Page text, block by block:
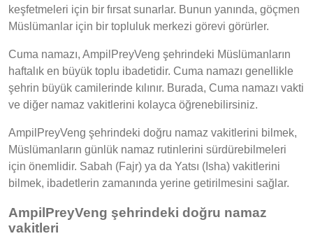
keşfetmeleri için bir fırsat sunarlar. Bunun yanında, göçmen
Müslümanlar için bir topluluk merkezi görevi görürler.
Cuma namazı, AmpilPreyVeng şehrindeki Müslümanların
haftalık en büyük toplu ibadetidir. Cuma namazı genellikle
şehrin büyük camilerinde kılınır. Burada, Cuma namazı vakti
ve diğer namaz vakitlerini kolayca öğrenebilirsiniz.
AmpilPreyVeng şehrindeki doğru namaz vakitlerini bilmek,
Müslümanların günlük namaz rutinlerini sürdürebilmeleri
için önemlidir. Sabah (Fajr) ya da Yatsı (Isha) vakitlerini
bilmek, ibadetlerin zamanında yerine getirilmesini sağlar.
AmpilPreyVeng şehrindeki doğru namaz
vakitleri